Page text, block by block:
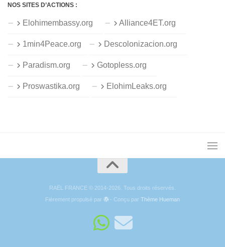
NOS SITES D’ACTIONS :
Elohimembassy.org Alliance4ET.org
1min4Peace.org Descolonizacion.org
Paradism.org Gotopless.org
Proswastika.org ElohimLeaks.org
RAËL FRANCE © 2014-2026. Tous droits réservés.
Fièrement propulsé par
- Conçu parThème Hueman